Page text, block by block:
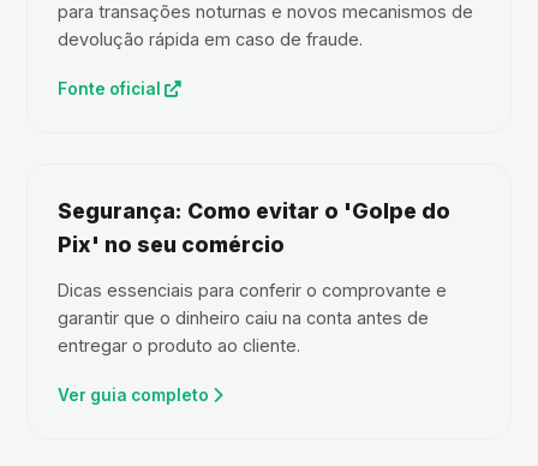
para transações noturnas e novos mecanismos de
devolução rápida em caso de fraude.
Fonte oficial
Segurança: Como evitar o 'Golpe do
Pix' no seu comércio
Dicas essenciais para conferir o comprovante e
garantir que o dinheiro caiu na conta antes de
entregar o produto ao cliente.
Ver guia completo